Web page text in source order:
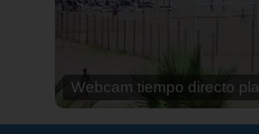
Webcam calpe playa fossa